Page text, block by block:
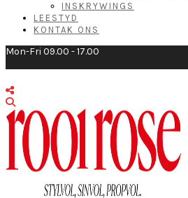
INSKRYWINGS
LEESTYD
KONTAK ONS
Mon-Fri 09.00 - 17.00